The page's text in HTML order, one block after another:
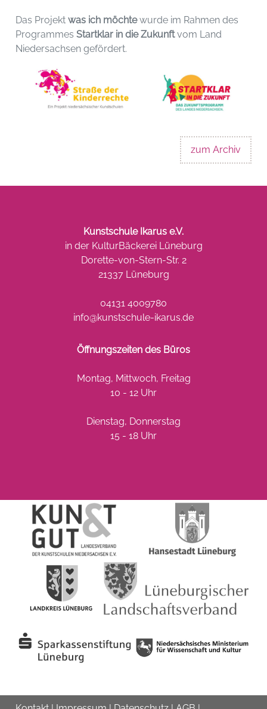
Das Projektwas ich möchtewurde im Rahmen des
ProgrammesStartklar in die Zukunftvom Land
Niedersachsen gefördert.
zum Archiv
Kunstschule Ikarus e.V.
in der KulturBäckerei Lüneburg
Dorette-von-Stern-Str. 2
21337 Lüneburg
04131 4009780
info@kunstschule-ikarus.de
Öffnungszeiten des Büros
Montag, Mittwoch, Freitag
10 - 12 Uhr
Dienstag, Donnerstag
15 - 18 Uhr